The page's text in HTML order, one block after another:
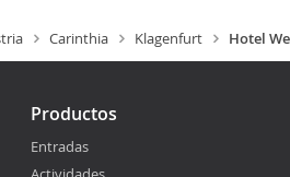
Carinthia Klagenfurt Hotel
Productos
Entradas